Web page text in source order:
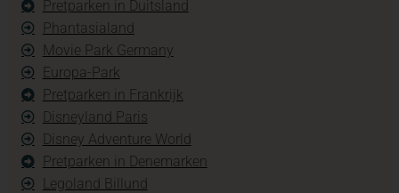
Pretparken in Duitsland
Phantasialand
Movie Park Germany
Europa-Park
Pretparken in Frankrijk
Disneyland Paris
Disney Adventure World
Pretparken in Denemarken
Legoland Billund